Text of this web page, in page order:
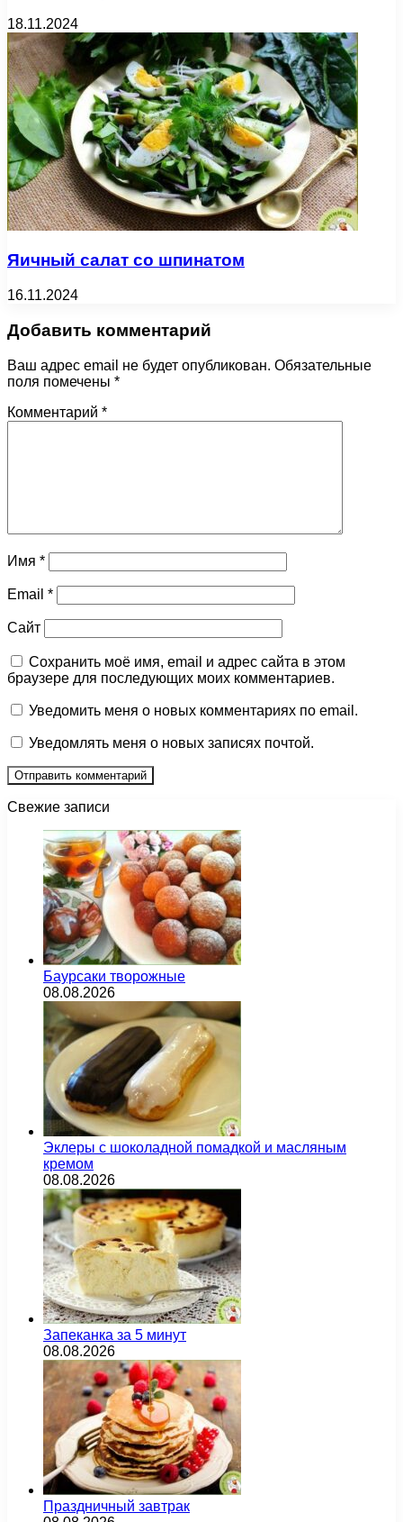
18.11.2024
Яичный салат со шпинатом
16.11.2024
Добавить комментарий
Ваш адрес email не будет опубликован. Обязательные
поля помечены *
Комментарий *
Имя *
Email *
Сайт
Сохранить моё имя, email и адрес сайта в этом
браузере для последующих моих комментариев.
Уведомить меня о новых комментариях по email.
Уведомлять меня о новых записях почтой.
Свежие записи
Баурсаки творожные
08.08.2026
Эклеры с шоколадной помадкой и масляным
кремом
08.08.2026
Запеканка за 5 минут
08.08.2026
Праздничный завтрак